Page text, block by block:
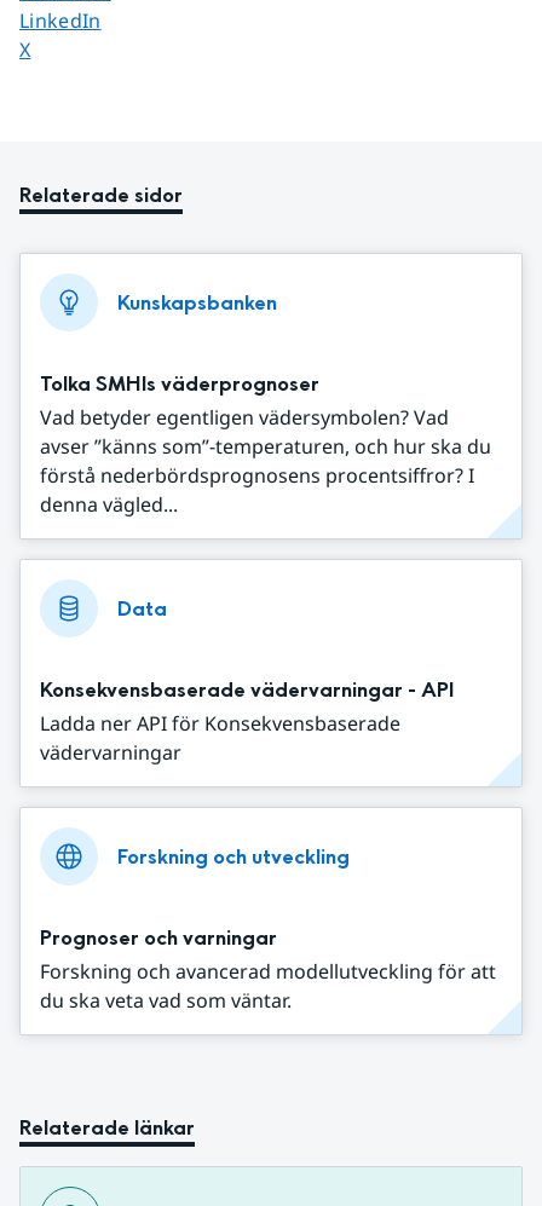
Dela sidan på
LinkedIn
Dela sidan på
X
Relaterade sidor
Kunskapsbanken
Tolka SMHIs väderprognoser
Vad betyder egentligen vädersymbolen? Vad
avser ”känns som”-temperaturen, och hur ska du
förstå nederbördsprognosens procentsiffror? I
denna vägled...
Data
Konsekvensbaserade vädervarningar - API
Ladda ner API för Konsekvensbaserade
vädervarningar
Forskning och utveckling
Prognoser och varningar
Forskning och avancerad modellutveckling för att
du ska veta vad som väntar.
Relaterade länkar